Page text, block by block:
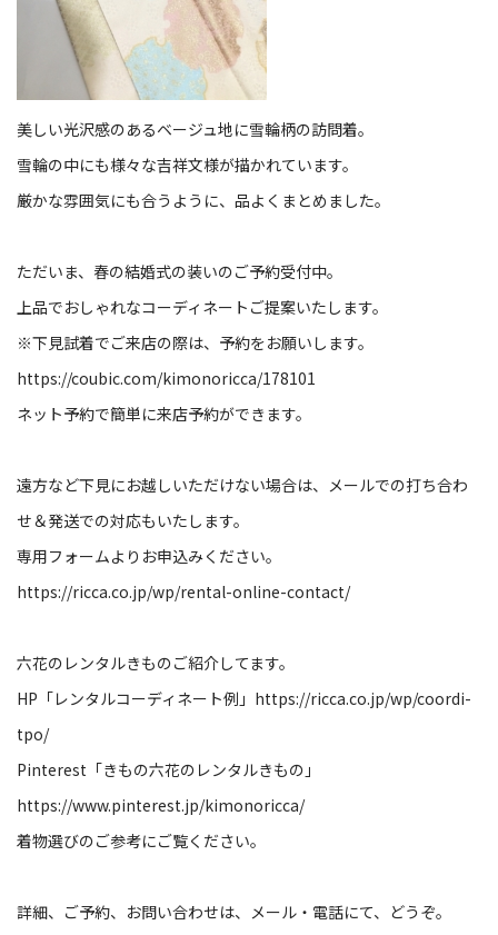
美しい光沢感のあるベージュ地に雪輪柄の訪問着。
雪輪の中にも様々な吉祥文様が描かれています。
厳かな雰囲気にも合うように、品よくまとめました。
ただいま、春の結婚式の装いのご予約受付中。
上品でおしゃれなコーディネートご提案いたします。
※下見試着でご来店の際は、予約をお願いします。
https://coubic.com/kimonoricca/178101
ネット予約で簡単に来店予約ができます。
遠方など下見にお越しいただけない場合は、メールでの打ち合わ
せ＆発送での対応もいたします。
専用フォームよりお申込みください。
https://ricca.co.jp/wp/rental-online-contact/
六花のレンタルきものご紹介してます。
HP「レンタルコーディネート例」 https://ricca.co.jp/wp/coordi-
tpo/
Pinterest「きもの六花のレンタルきもの」
https://www.pinterest.jp/kimonoricca/
着物選びのご参考にご覧ください。
詳細、ご予約、お問い合わせは、メール・電話にて、どうぞ。